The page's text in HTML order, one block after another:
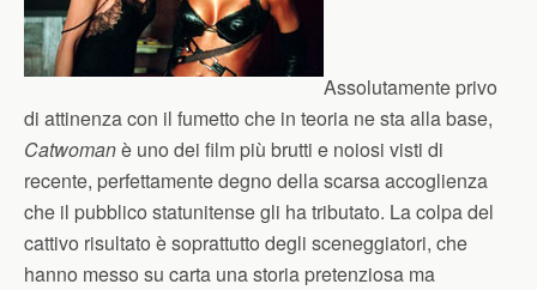
Assolutamente privo
di attinenza con il fumetto che in teoria ne sta alla base,
Catwomanè uno dei film più brutti e noiosi visti di
recente, perfettamente degno della scarsa accoglienza
che il pubblico statunitense gli ha tributato. La colpa del
cattivo risultato è soprattutto degli sceneggiatori, che
hanno messo su carta una storia pretenziosa ma